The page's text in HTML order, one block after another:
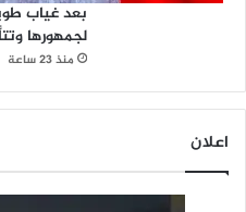
بعد غياب
لجمهورها
منذ 23 ساعة
اعلان